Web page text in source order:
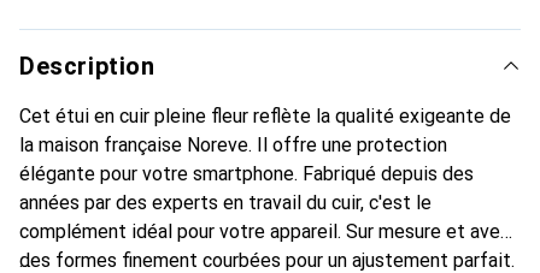
Description
Cet étui en cuir pleine fleur reflète la qualité exigeante de
la maison française Noreve. Il offre une protection
élégante pour votre smartphone. Fabriqué depuis des
années par des experts en travail du cuir, c'est le
complément idéal pour votre appareil. Sur mesure et avec
des formes finement courbées pour un ajustement parfait.